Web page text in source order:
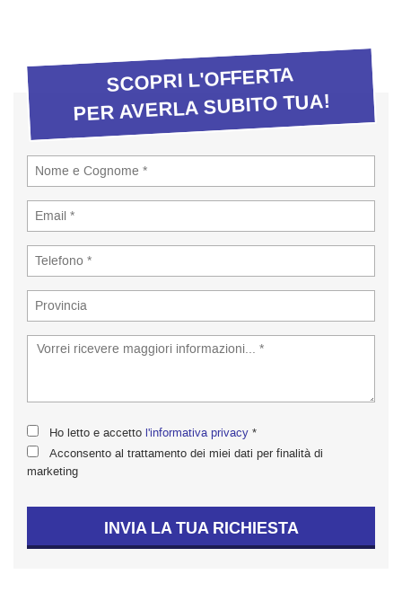
SCOPRI L'OFFERTA
PER AVERLA SUBITO TUA!
Ho letto e accetto l'informativa privacy *
Acconsento al trattamento dei miei dati per finalità di
marketing
INVIA LA TUA RICHIESTA
e
modificare
le
tue
scelte
in
qualsiasi
momento.
Cookie necessari
Cookie per il miglioramento dell'esperienza utente
Cookie analitici